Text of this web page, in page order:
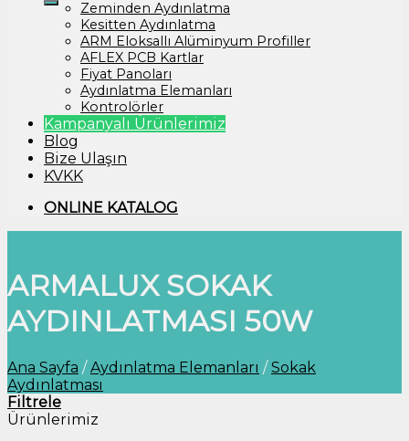
Zeminden Aydınlatma
Kesitten Aydınlatma
ARM Eloksallı Alüminyum Profiller
AFLEX PCB Kartlar
Fiyat Panoları
Aydınlatma Elemanları
Kontrolörler
Kampanyalı Ürünlerimiz
Blog
Bize Ulaşın
KVKK
ONLINE KATALOG
ARMALUX SOKAK
AYDINLATMASI 50W
Ana Sayfa / Aydınlatma Elemanları / Sokak
Aydınlatması
Filtrele
Ürünlerimiz